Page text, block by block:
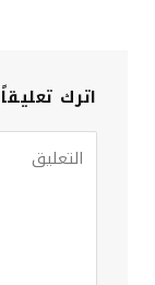
اترك تعليقاً